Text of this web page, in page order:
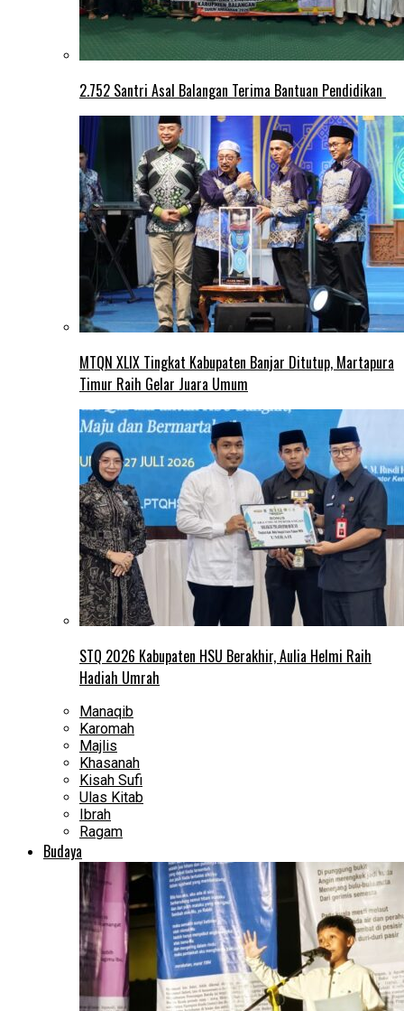
2.752 Santri Asal Balangan Terima Bantuan Pendidikan
MTQN XLIX Tingkat Kabupaten Banjar Ditutup, Martapura
Timur Raih Gelar Juara Umum
STQ 2026 Kabupaten HSU Berakhir, Aulia Helmi Raih
Hadiah Umrah
Manaqib
Karomah
Majlis
Khasanah
Kisah Sufi
Ulas Kitab
Ibrah
Ragam
Budaya